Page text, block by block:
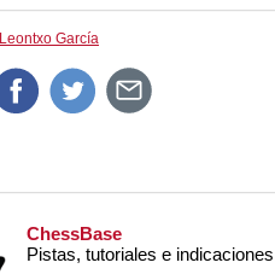
approach than ever before.
Leontxo García
ChessBase
Pistas, tutoriales e